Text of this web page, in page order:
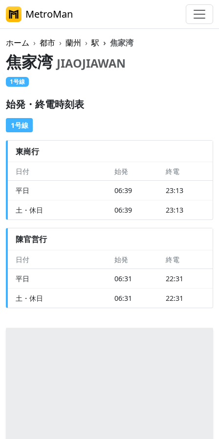
MetroMan
ホーム 都市 蘭州 駅 焦家湾
焦家湾 JIAOJIAWAN
1号線
始発・終電時刻表
1号線
東崗行
日付 始発 終電
平日 06:39 23:13
土・休日 06:39 23:13
陳官営行
日付 始発 終電
平日 06:31 22:31
土・休日 06:31 22:31